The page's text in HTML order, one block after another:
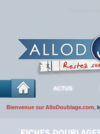
ACTUS
Bienvenue sur AlloDoublage.com ,